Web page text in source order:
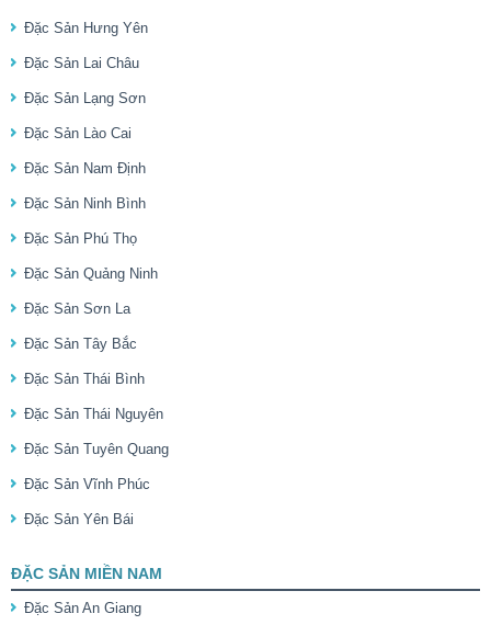
Đặc Sản Hưng Yên
Đặc Sản Lai Châu
Đặc Sản Lạng Sơn
Đặc Sản Lào Cai
Đặc Sản Nam Định
Đặc Sản Ninh Bình
Đặc Sản Phú Thọ
Đặc Sản Quảng Ninh
Đặc Sản Sơn La
Đặc Sản Tây Bắc
Đặc Sản Thái Bình
Đặc Sản Thái Nguyên
Đặc Sản Tuyên Quang
Đặc Sản Vĩnh Phúc
Đặc Sản Yên Bái
ĐẶC SẢN MIỀN NAM
Đặc Sản An Giang